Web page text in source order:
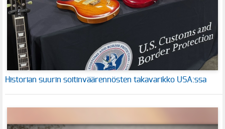
Historian suurin soitinväärennösten takavarikko USA:ssa